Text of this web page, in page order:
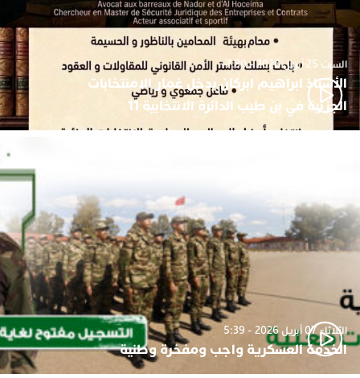
السبت 25 أبريل 2026 - 7:30
الأستاذ ابراهيم ابركان يدخل غمار الامنتخابات
الجزئية في بن طيب الدائرة الانتخابية 11
الثلاثاء 07 أبريل 2026 - 5:39
الخدمة العسكرية واجب ومفخرة وطنية